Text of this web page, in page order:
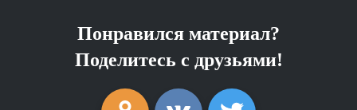
Понравился материал?
Поделитесь с друзьями!